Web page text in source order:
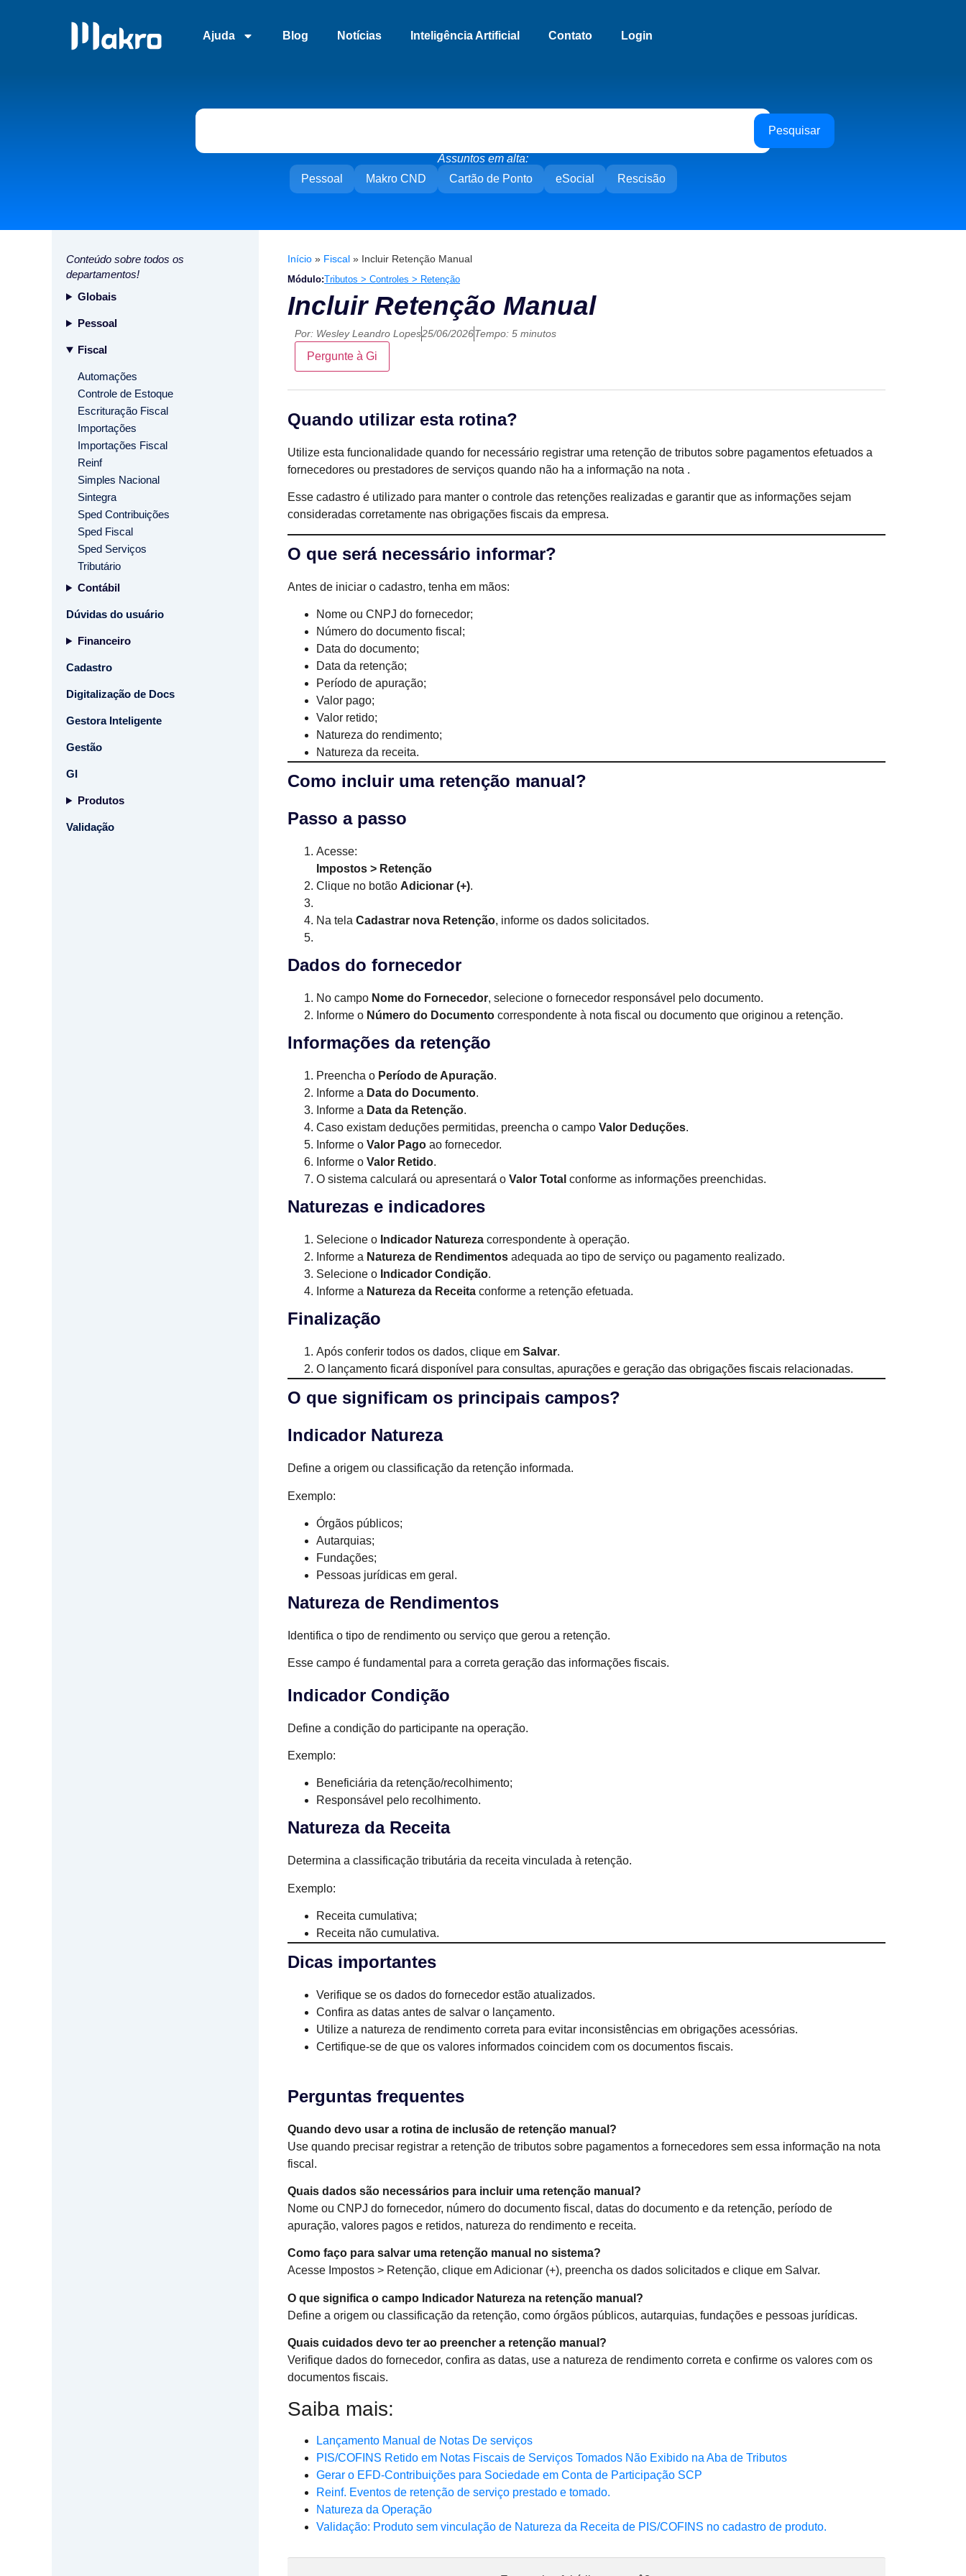
Ajuda Blog Notícias Inteligência Artificial Contato Login
Pesquisar
Assuntos em alta:
Pessoal
Makro CND Cartão de Ponto eSocial Rescisão
Conteúdo sobre todos os
departamentos!
Globais
Pessoal
Fiscal
Automações
Controle de Estoque
Escrituração Fiscal
Importações
Importações Fiscal
Reinf
Simples Nacional
Sintegra
Sped Contribuições
Sped Fiscal
Sped Serviços
Tributário
Contábil
Dúvidas do usuário
Financeiro
Cadastro
Digitalização de Docs
Gestora Inteligente
Gestão
GI
Produtos
Validação
Início » Fiscal » Incluir Retenção Manual
Módulo:Tributos > Controles > Retenção
Incluir Retenção Manual
Por: Wesley Leandro Lopes25/06/2026Tempo: 5 minutos
Pergunte à Gi
Quando utilizar esta rotina?
Utilize esta funcionalidade quando for necessário registrar uma retenção de tributos sobre pagamentos efetuados a
fornecedores ou prestadores de serviços quando não ha a informação na nota .
Esse cadastro é utilizado para manter o controle das retenções realizadas e garantir que as informações sejam
consideradas corretamente nas obrigações fiscais da empresa.
O que será necessário informar?
Antes de iniciar o cadastro, tenha em mãos:
Nome ou CNPJ do fornecedor;
Número do documento fiscal;
Data do documento;
Data da retenção;
Período de apuração;
Valor pago;
Valor retido;
Natureza do rendimento;
Natureza da receita.
Como incluir uma retenção manual?
Passo a passo
Acesse:
Impostos > Retenção
Clique no botão Adicionar (+).
Na tela Cadastrar nova Retenção, informe os dados solicitados.
Dados do fornecedor
No campo Nome do Fornecedor, selecione o fornecedor responsável pelo documento.
Informe o Número do Documento correspondente à nota fiscal ou documento que originou a retenção.
Informações da retenção
Preencha o Período de Apuração.
Informe a Data do Documento.
Informe a Data da Retenção.
Caso existam deduções permitidas, preencha o campo Valor Deduções.
Informe o Valor Pago ao fornecedor.
Informe o Valor Retido.
O sistema calculará ou apresentará o Valor Total conforme as informações preenchidas.
Naturezas e indicadores
Selecione o Indicador Natureza correspondente à operação.
Informe a Natureza de Rendimentos adequada ao tipo de serviço ou pagamento realizado.
Selecione o Indicador Condição.
Informe a Natureza da Receita conforme a retenção efetuada.
Finalização
Após conferir todos os dados, clique em Salvar.
O lançamento ficará disponível para consultas, apurações e geração das obrigações fiscais relacionadas.
O que significam os principais campos?
Indicador Natureza
Define a origem ou classificação da retenção informada.
Exemplo:
Órgãos públicos;
Autarquias;
Fundações;
Pessoas jurídicas em geral.
Natureza de Rendimentos
Identifica o tipo de rendimento ou serviço que gerou a retenção.
Esse campo é fundamental para a correta geração das informações fiscais.
Indicador Condição
Define a condição do participante na operação.
Exemplo:
Beneficiária da retenção/recolhimento;
Responsável pelo recolhimento.
Natureza da Receita
Determina a classificação tributária da receita vinculada à retenção.
Exemplo:
Receita cumulativa;
Receita não cumulativa.
Dicas importantes
Verifique se os dados do fornecedor estão atualizados.
Confira as datas antes de salvar o lançamento.
Utilize a natureza de rendimento correta para evitar inconsistências em obrigações acessórias.
Certifique-se de que os valores informados coincidem com os documentos fiscais.
Perguntas frequentes
Quando devo usar a rotina de inclusão de retenção manual?
Use quando precisar registrar a retenção de tributos sobre pagamentos a fornecedores sem essa informação na nota
fiscal.
Quais dados são necessários para incluir uma retenção manual?
Nome ou CNPJ do fornecedor, número do documento fiscal, datas do documento e da retenção, período de
apuração, valores pagos e retidos, natureza do rendimento e receita.
Como faço para salvar uma retenção manual no sistema?
Acesse Impostos > Retenção, clique em Adicionar (+), preencha os dados solicitados e clique em Salvar.
O que significa o campo Indicador Natureza na retenção manual?
Define a origem ou classificação da retenção, como órgãos públicos, autarquias, fundações e pessoas jurídicas.
Quais cuidados devo ter ao preencher a retenção manual?
Verifique dados do fornecedor, confira as datas, use a natureza de rendimento correta e confirme os valores com os
documentos fiscais.
Saiba mais:
Lançamento Manual de Notas De serviços
PIS/COFINS Retido em Notas Fiscais de Serviços Tomados Não Exibido na Aba de Tributos
Gerar o EFD-Contribuições para Sociedade em Conta de Participação SCP
Reinf. Eventos de retenção de serviço prestado e tomado.
Natureza da Operação
Validação: Produto sem vinculação de Natureza da Receita de PIS/COFINS no cadastro de produto.